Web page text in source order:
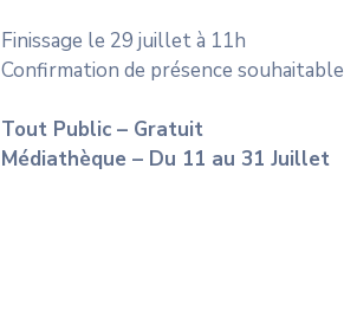
Finissage le 29 juillet à 11h
Confirmation de présence souhaitable
Tout Public – Gratuit
Médiathèque – Du 11 au 31 Juillet